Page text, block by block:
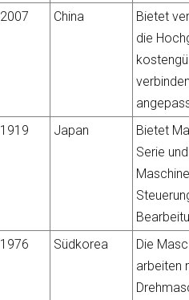
2007 China
Bietet
die
1919 Japan
Bietet
Serie
1976 Südkorea
Die
arbeiten